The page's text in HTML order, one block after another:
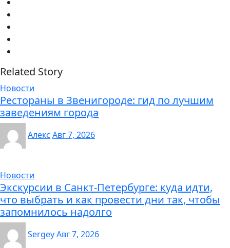
Related Story
Новости
Рестораны в Звенигороде: гид по лучшим
заведениям города
Алекс Авг 7, 2026
Новости
Экскурсии в Санкт-Петербурге: куда идти,
что выбрать и как провести дни так, чтобы
запомнилось надолго
SergeyАвг 7, 2026